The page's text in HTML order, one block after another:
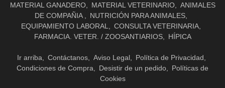
MATERIAL GANADERO
MATERIAL VETERINARIO
ANIMALES
DE COMPAÑIA
NUTRICIÓN PARA ANIMALES
EQUIPAMIENTO LABORAL
CONSULTA VETERINARIA
FARMACIA. VETER. / ZOOSANTIARIOS
HÍPICA
Ir arriba Contáctanos Aviso Legal
Política de Privacidad
Condiciones de Compra
Desistir de un pedido
Políticas de
Cookies